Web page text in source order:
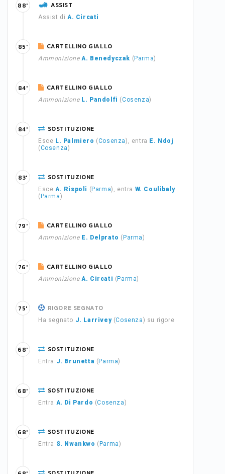
ASSIST
Assist di A. Circati
88'
CARTELLINO GIALLO
Ammonizione A. Benedyczak ( Parma)
85'
CARTELLINO GIALLO
Ammonizione L. Pandolfi (Cosenza)
84'
SOSTITUZIONE
Esce L. Palmiero (Cosenza), entra E. Ndoj
(Cosenza)
84'
SOSTITUZIONE
Esce A. Rispoli ( Parma), entra W. Coulibaly
( Parma)
83'
CARTELLINO GIALLO
Ammonizione E. Delprato ( Parma)
79'
CARTELLINO GIALLO
Ammonizione A. Circati ( Parma)
76'
RIGORE SEGNATO
Ha segnato J. Larrivey(Cosenza) su rigore
75'
SOSTITUZIONE
Entra J. Brunetta ( Parma)
68'
SOSTITUZIONE
Entra A. Di Pardo (Cosenza)
68'
SOSTITUZIONE
Entra S. Nwankwo ( Parma)
68'